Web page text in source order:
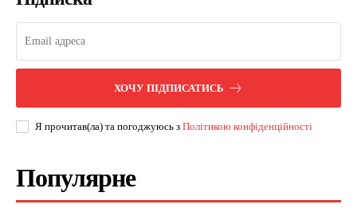
ХОЧУ ПІДПИСАТИСЬ
Я прочитав(ла) та погоджуюсь з Політикою конфіденційності
Популярне